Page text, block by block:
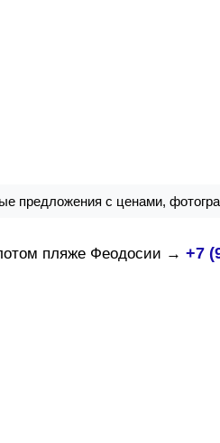
предложения с ценами,
пляже Феодосии → +7